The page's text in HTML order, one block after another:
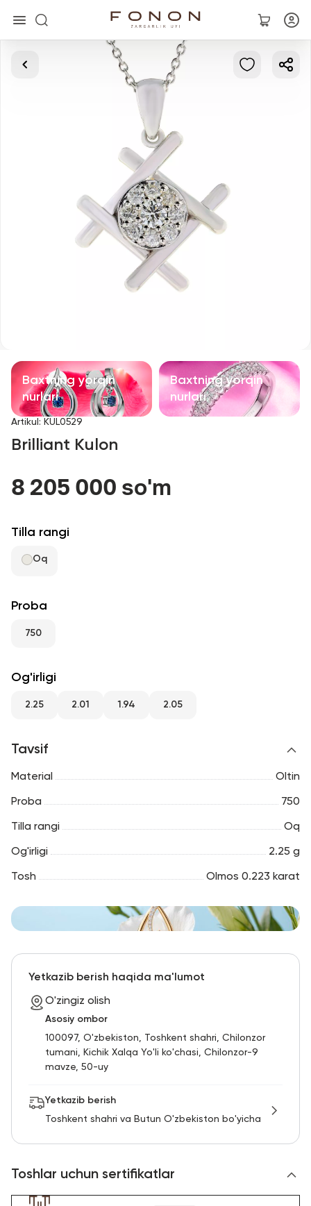
Asosiy
Bilaguzuklar
Aksessuarlar
Sevimli
RU
Baxtning yorqin
nurlari
Baxtning yorqin
nurlari
Artikul : KUL0529
Brilliant Kulon
8 205 000 so'm
Tilla rangi
Oq
Proba
750
Og'irligi
2.25 2.01 1.94 2.05
Tavsif
Material Oltin
Proba 750
Tilla rangi Oq
Og'irligi 2.25 g
Tosh Olmos 0.223 karat
Yetkazib berish haqida ma'lumot
O'zingiz olish
Asosiy ombor
100097, O'zbekiston, Toshkent shahri, Chilonzor
tumani, Kichik Xalqa Yo'li ko'chasi, Chilonzor-9
mavze, 50-uy
Yetkazib berish
Toshkent shahri va Butun O'zbekiston bo'yicha
Toshlar uchun sertifikatlar